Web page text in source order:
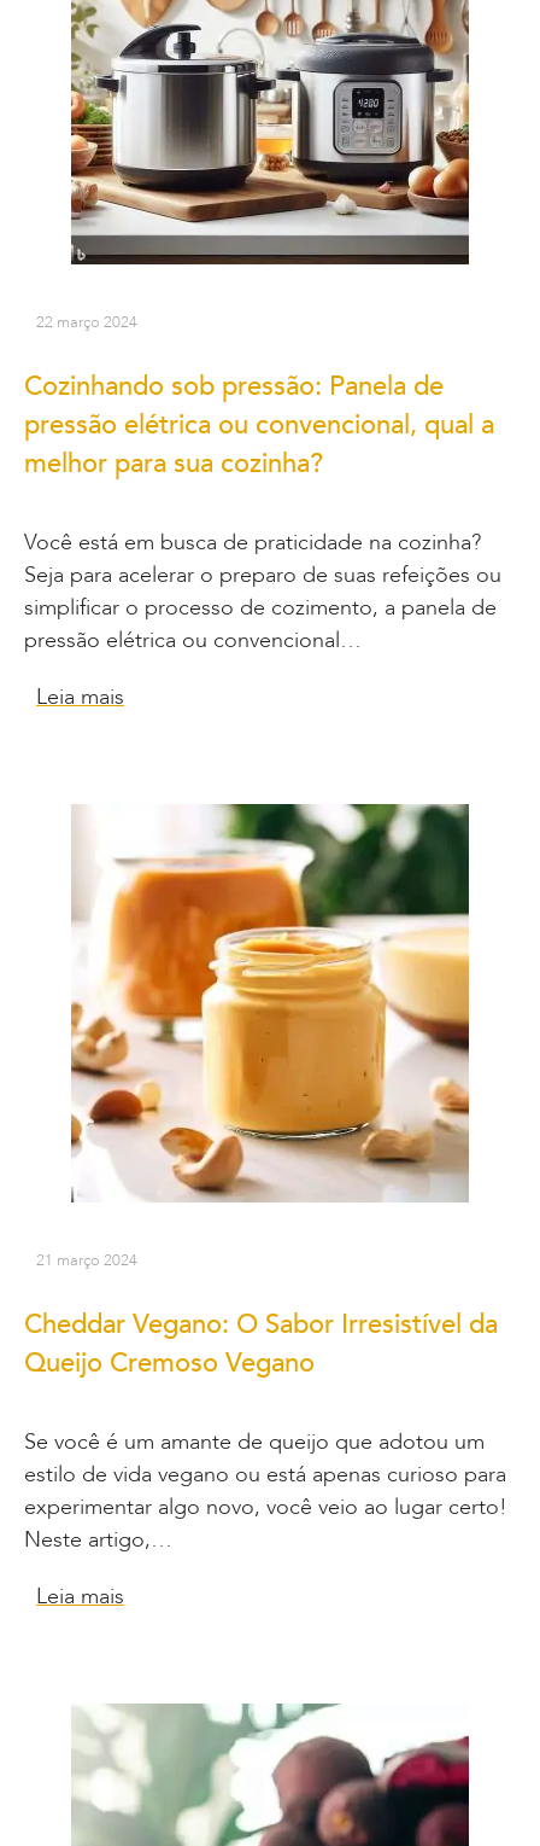
22 março 2024
Cozinhando sob pressão: Panela de
pressão elétrica ou convencional, qual a
melhor para sua cozinha?
Você está em busca de praticidade na cozinha?
Seja para acelerar o preparo de suas refeições ou
simplificar o processo de cozimento, a panela de
pressão elétrica ou convencional…
Leia mais
21 março 2024
Cheddar Vegano: O Sabor Irresistível da
Queijo Cremoso Vegano
Se você é um amante de queijo que adotou um
estilo de vida vegano ou está apenas curioso para
experimentar algo novo, você veio ao lugar certo!
Neste artigo,…
Leia mais